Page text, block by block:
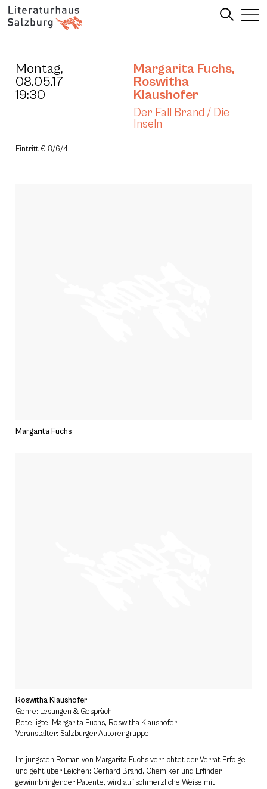
Montag,
08.05.17
19:30
Margarita Fuchs,
Roswitha
Klaushofer
Der Fall Brand / Die
Inseln
Eintritt € 8/6/4
Margarita Fuchs
Roswitha Klaushofer
Genre: Lesungen & Gespräch
Beteiligte: Margarita Fuchs, Roswitha Klaushofer
Veranstalter: Salzburger Autorengruppe
Im jüngsten Roman von Margarita Fuchs vernichtet der Verrat Erfolge
und geht über Leichen: Gerhard Brand, Chemiker und Erfinder
gewinnbringender Patente, wird auf schmerzliche Weise mit